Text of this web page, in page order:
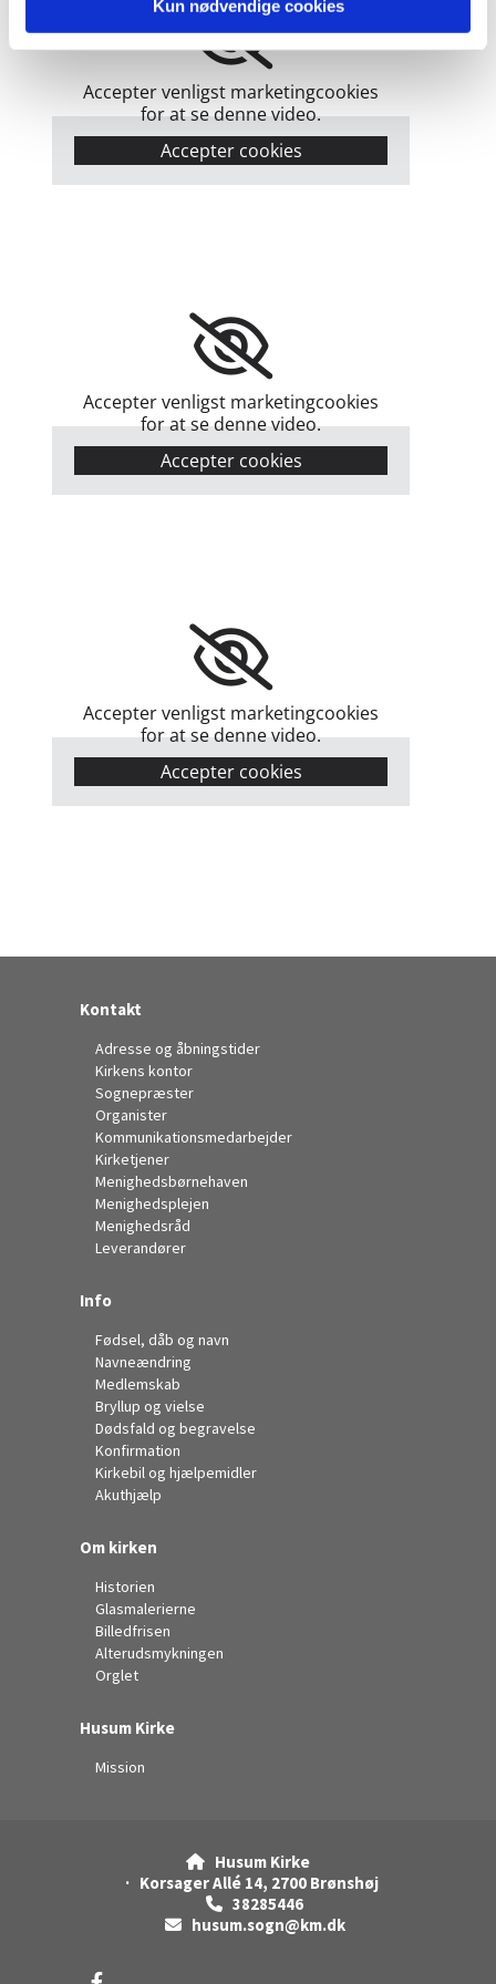
Kun nødvendige cookies
Accepter venligst marketingcookies
for at se denne video.
Accepter cookies
Accepter venligst marketingcookies
for at se denne video.
Accepter cookies
Accepter venligst marketingcookies
for at se denne video.
Accepter cookies
Kontakt
Adresse og åbningstider
Kirkens kontor
Sognepræster
Organister
Kommunikationsmedarbejder
Kirketjener
Menighedsbørnehaven
Menighedsplejen
Menighedsråd
Leverandører
Info
Fødsel, dåb og navn
Navneændring
Medlemskab
Bryllup og vielse
Dødsfald og begravelse
Konfirmation
Kirkebil og hjælpemidler
Akuthjælp
Om kirken
Historien
Glasmalerierne
Billedfrisen
Alterudsmykningen
Orglet
Husum Kirke
Mission

Husum Kirke
· Korsager Allé 14, 2700 Brønshøj
 38285446
husum.sogn@km.dk